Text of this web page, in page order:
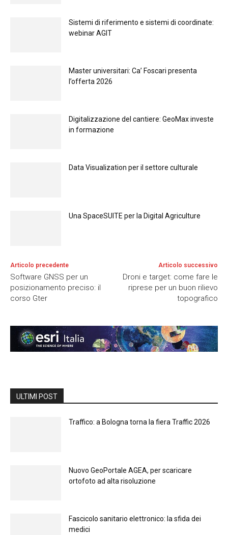
Sistemi di riferimento e sistemi di coordinate:
webinar AGIT
Master universitari: Ca’ Foscari presenta
l’offerta 2026
Digitalizzazione del cantiere: GeoMax investe
in formazione
Data Visualization per il settore culturale
Una SpaceSUITE per la Digital Agriculture
Articolo precedente
Software GNSS per un
posizionamento preciso: il
corso Gter
Articolo successivo
Droni e target: come fare le
riprese per un buon rilievo
topografico
ULTIMI POST
Traffico: a Bologna torna la fiera Traffic 2026
Nuovo GeoPortale AGEA, per scaricare
ortofoto ad alta risoluzione
Fascicolo sanitario elettronico: la sfida dei
medici